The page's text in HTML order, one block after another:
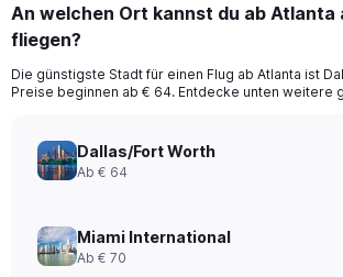
An welchen Ort kannst du ab Atlanta
fliegen?
Die günstigste Stadt für einen Flug ab Atlanta ist
Preise beginnen ab € 64. Entdecke unten weitere
Dallas/Fort Worth
Ab € 64
Miami International
Ab € 70